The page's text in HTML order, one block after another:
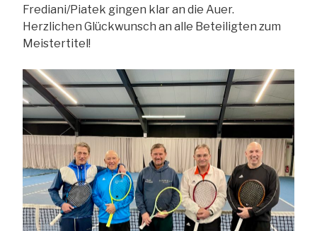
Frediani/Piatek gingen klar an die Auer.
Herzlichen Glückwunsch an alle Beteiligten zum
Meistertitel!